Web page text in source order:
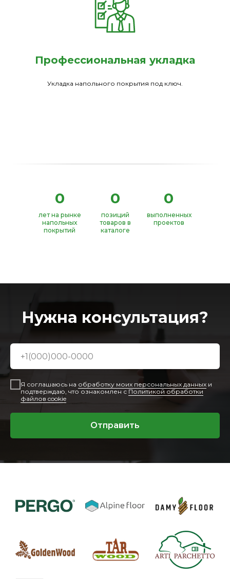
Профессиональная укладка
Укладка напольного покрытия под ключ.
0 0 0
лет на рынке
напольных
покрытий
позиций
товаров в
каталоге
выполненных
проектов
Нужна консультация?
Я соглашаюсь на обработку моих персональных данных и
подтверждаю, что ознакомлен с Политикой обработки
файлов cookie
Отправить